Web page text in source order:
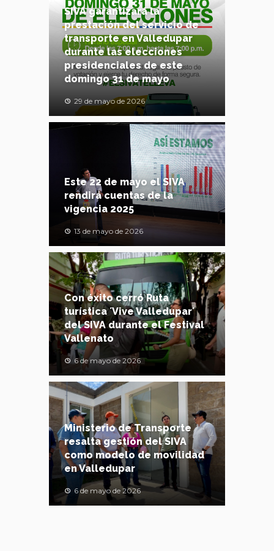
SIVA garantizará la
prestación del servicio de
transporte en Valledupar
durante las elecciones
presidenciales de este
domingo 31 de mayo
29 de mayo de 2026
Este 22 de mayo el SIVA
rendirá cuentas de la
vigencia 2025
13 de mayo de 2026
Con éxito cerró Ruta
turística ´Vive Valledupar´
del SIVA durante el Festival
Vallenato
6 de mayo de 2026
Ministerio de Transporte
resalta gestión del SIVA
como modelo de movilidad
en Valledupar
6 de mayo de 2026